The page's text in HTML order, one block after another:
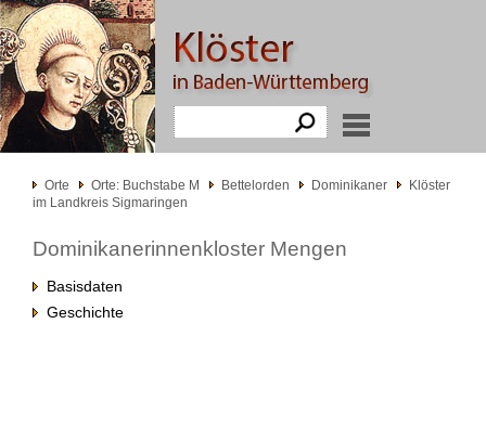
Orte Orte: Buchstabe M Bettelorden Dominikaner
Klöster
im Landkreis Sigmaringen
Dominikanerinnenkloster Mengen
Basisdaten
Geschichte